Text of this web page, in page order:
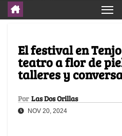
El festival en
teatro a flor de
talleres y
Por Las Dos Orillas
NOV 20, 2024